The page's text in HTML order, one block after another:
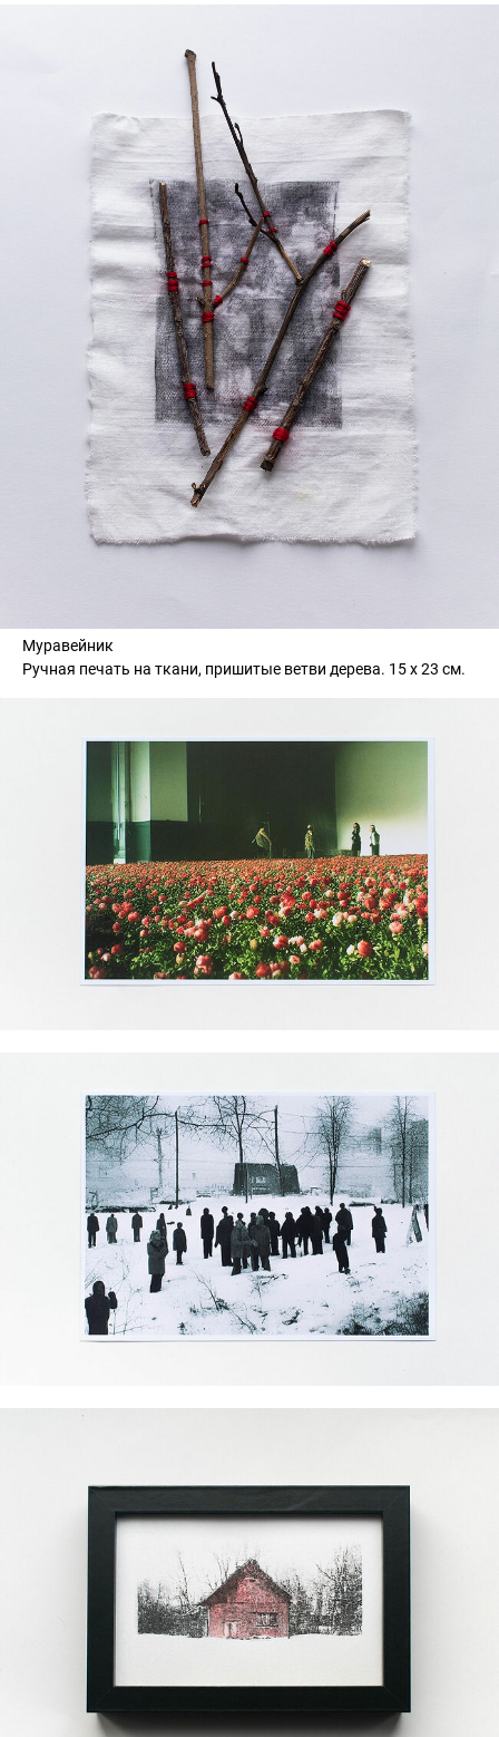
Муравейник
Ручная печать на ткани, пришитые ветви дерева. 15 х 23 см.